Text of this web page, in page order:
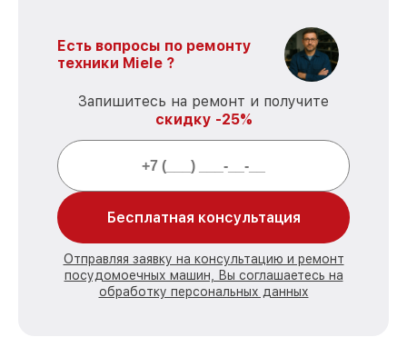
Есть вопросы по ремонту
техники Miele ?
Запишитесь на ремонт и получите
скидку -25%
Бесплатная консультация
Отправляя заявку на консультацию и ремонт
посудомоечных машин, Вы соглашаетесь на
обработку персональных данных